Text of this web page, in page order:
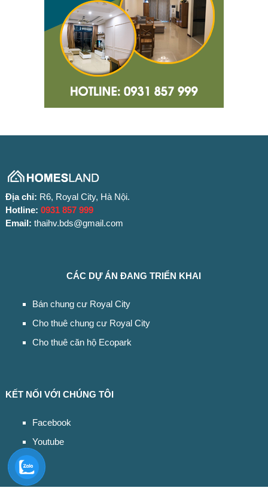
Địa chỉ: R6, Royal City, Hà Nội.
Hotline: 0931 857 999
Email: thaihv.bds@gmail.com
CÁC DỰ ÁN ĐANG TRIỂN KHAI
Bán chung cư Royal City
Cho thuê chung cư Royal City
Cho thuê căn hộ Ecopark
KẾT NỐI VỚI CHÚNG TÔI
Facebook
Youtube